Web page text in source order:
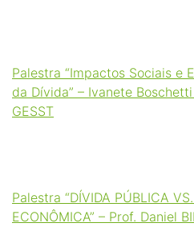
Palestra “Impactos Sociais e
da Dívida” – Ivanete Boschetti
GESST
Palestra “DÍVIDA PÚBLICA
ECONÔMICA” – Prof. Daniel